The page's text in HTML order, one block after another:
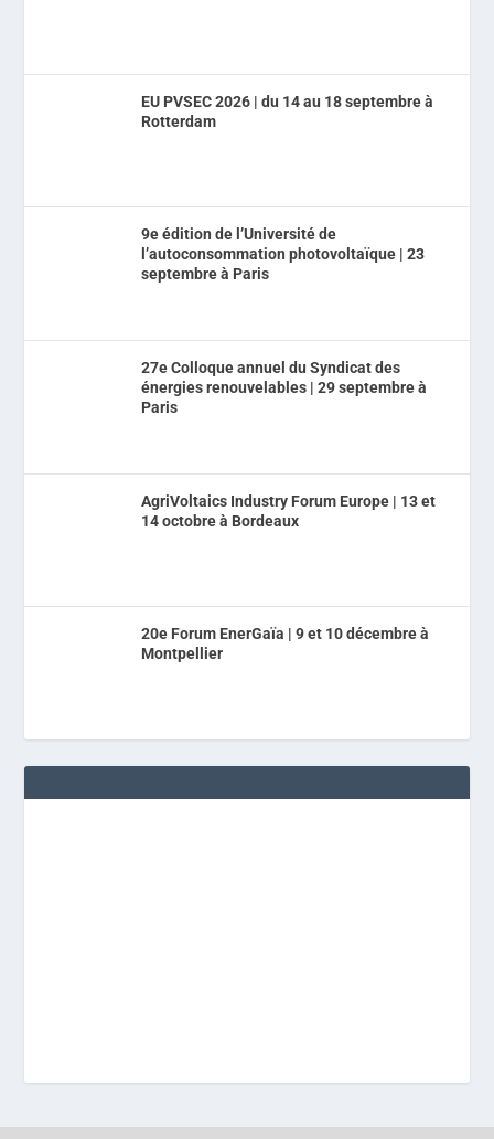
EU PVSEC 2026 | du 14 au 18 septembre à
Rotterdam
9e édition de l’Université de
l’autoconsommation photovoltaïque | 23
septembre à Paris
27e Colloque annuel du Syndicat des
énergies renouvelables | 29 septembre à
Paris
AgriVoltaics Industry Forum Europe | 13 et
14 octobre à Bordeaux
20e Forum EnerGaïa | 9 et 10 décembre à
Montpellier